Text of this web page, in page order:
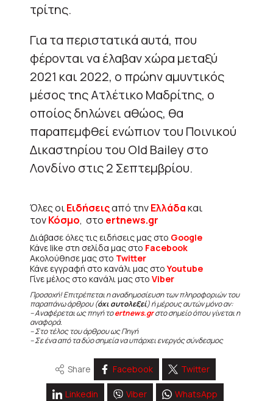
τρίτης.
Για τα περιστατικά αυτά, που
φέρονται να έλαβαν χώρα μεταξύ
2021 και 2022, ο πρώην αμυντικός
μέσος της Ατλέτικο Μαδρίτης, ο
οποίος δηλώνει αθώος, θα
παραπεμφθεί ενώπιον του Ποινικού
Δικαστηρίου του Old Bailey στο
Λονδίνο στις 2 Σεπτεμβρίου.
Όλες οιΕιδήσειςαπό τηνΕλλάδακαι
τονΚόσμο, στο ertnews.gr
Διάβασε όλες τις ειδήσεις μας στο Google
Κάνε like στη σελίδα μας στο Facebook
Ακολούθησε μας στο Twitter
Κάνε εγγραφή στο κανάλι μας στοYoutube
Γίνε μέλος στο κανάλι μας στο Viber
Προσοχή! Επιτρέπεται η αναδημοσίευση των πληροφοριών του
παραπάνω άρθρου (όχι αυτολεξεί) ή μέρους αυτών μόνο αν:
– Αναφέρεται ως πηγή τοertnews.grστο σημείο όπου γίνεται η
αναφορά.
– Στο τέλος του άρθρου ως Πηγή
– Σε ένα από τα δύο σημεία να υπάρχει ενεργός σύνδεσμος
Share Facebook Twitter
Linkedin Viber WhatsApp